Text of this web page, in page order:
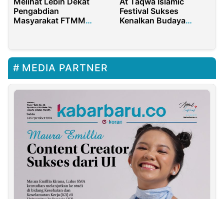
Pengabdian
Masyarakat FTMM
Festival Sukses
Kenalkan Budaya
MEDIA PARTNER